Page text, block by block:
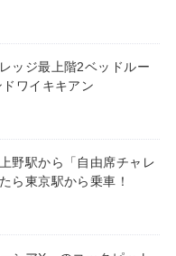
ッジ最上階2ベッドルー
ワイキキアン
野駅から「自由席チャレ
ら東京駅から乗車！